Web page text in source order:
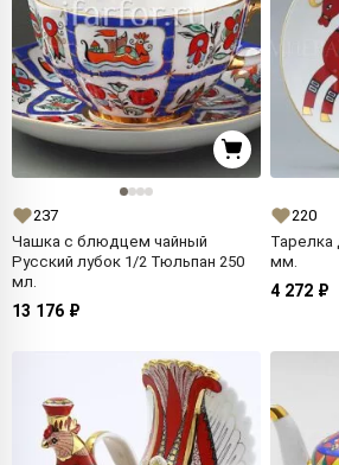
237
Чашка с блюдцем чайный
Русский лубок 1/2 Тюльпан 250
мл.
13 176 ₽
220
Тарелка
мм.
4 272 ₽